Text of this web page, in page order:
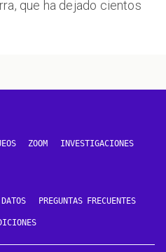
que ha dejado cientos
ZOOM INVESTIGACIONES
PREGUNTAS FRECUENTES